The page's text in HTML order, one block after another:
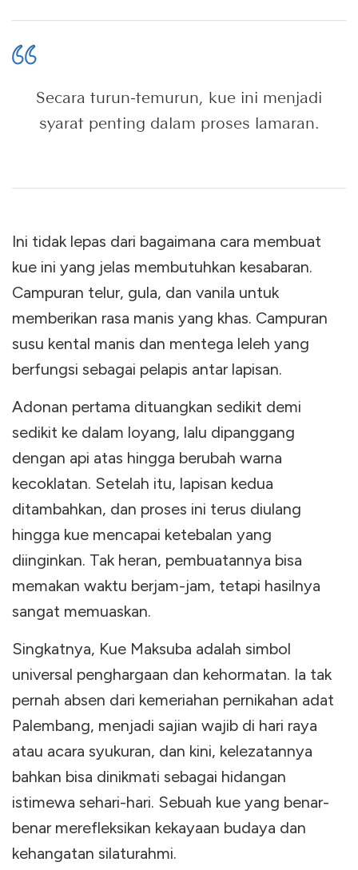
Secara turun-temurun, kue ini menjadi
syarat penting dalam proses lamaran.
Ini tidak lepas dari bagaimana cara membuat
kue ini yang jelas membutuhkan kesabaran.
Campuran telur, gula, dan vanila untuk
memberikan rasa manis yang khas. Campuran
susu kental manis dan mentega leleh yang
berfungsi sebagai pelapis antar lapisan.
Adonan pertama dituangkan sedikit demi
sedikit ke dalam loyang, lalu dipanggang
dengan api atas hingga berubah warna
kecoklatan. Setelah itu, lapisan kedua
ditambahkan, dan proses ini terus diulang
hingga kue mencapai ketebalan yang
diinginkan. Tak heran, pembuatannya bisa
memakan waktu berjam-jam, tetapi hasilnya
sangat memuaskan.
Singkatnya, Kue Maksuba adalah simbol
universal penghargaan dan kehormatan. Ia tak
pernah absen dari kemeriahan pernikahan adat
Palembang, menjadi sajian wajib di hari raya
atau acara syukuran, dan kini, kelezatannya
bahkan bisa dinikmati sebagai hidangan
istimewa sehari-hari. Sebuah kue yang benar-
benar merefleksikan kekayaan budaya dan
kehangatan silaturahmi.